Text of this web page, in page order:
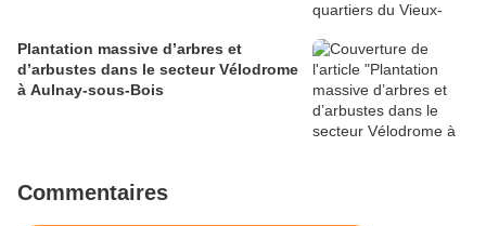
Plantation massive d’arbres et
d’arbustes dans le secteur Vélodrome
à Aulnay-sous-Bois
Commentaires